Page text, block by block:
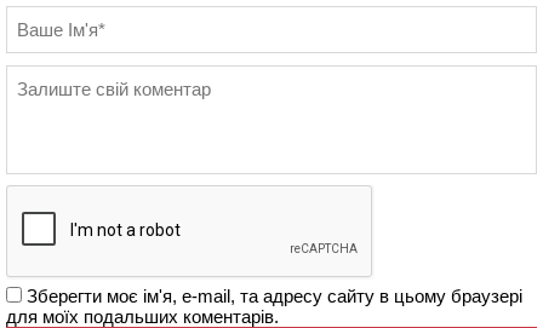
Зберегти моє ім'я, e-mail, та адресу сайту в цьому браузері
для моїх подальших коментарів.